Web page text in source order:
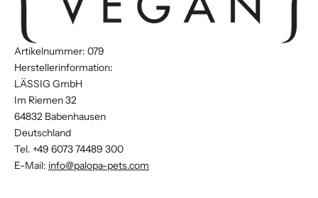
Artikelnummer: 079
Herstellerinformation:
LÄSSIG GmbH
Im Riemen 32
64832 Babenhausen
Deutschland
Tel. +49 6073 74489 300
E-Mail: info@palopa-pets.com